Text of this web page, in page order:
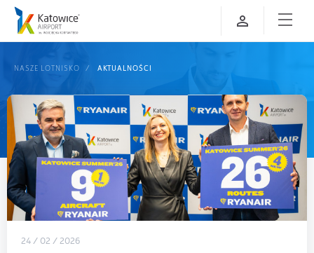
NASZE LOTNISKO AKTUALNOŚCI
24 / 02 / 2026